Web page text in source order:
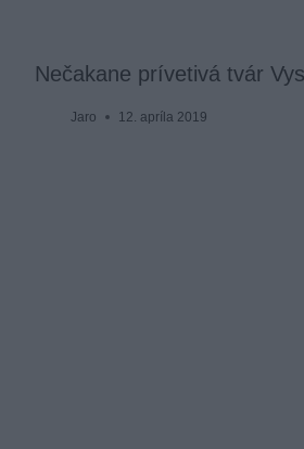
Nečakane prívetivá tvár
Jaro 12. apríla 2019